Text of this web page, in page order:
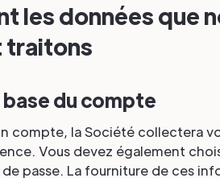
les données que
traitons
base du compte
compte, la Société collectera
Vous devez également
passe. La fourniture de ces